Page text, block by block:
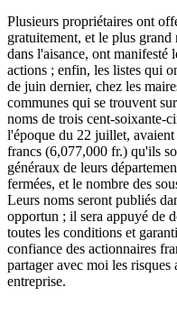
Plusieurs propriétaires ont
gratuitement, et le plus
dans l'aisance, ont manifesté
actions ; enfin, les listes qui
de juin dernier, chez les
communes qui se trouvent
noms de trois cent-soixante-
l'époque du 22 juillet,
francs (6,077,000 fr.) qu'ils
généraux de leurs
fermées, et le nombre des
Leurs noms seront publiés
opportun ; il sera appuyé de
toutes les conditions et
confiance des actionnaires
partager avec moi les risques
entreprise.